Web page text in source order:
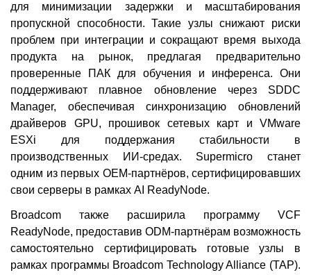
для минимизации задержки и масштабирования
пропускной способности. Такие узлы снижают риски
проблем при интеграции и сокращают время выхода
продукта на рынок, предлагая предварительно
проверенные ПАК для обучения и инференса. Они
поддерживают плавное обновление через SDDC
Manager, обеспечивая синхронизацию обновлений
драйверов GPU, прошивок сетевых карт и VMware
ESXi для поддержания стабильности в
производственных ИИ-средах. Supermicro станет
одним из первых OEM-партнёров, сертифицировавших
свои серверы в рамках AI ReadyNode.
Broadcom также расширила программу VCF
ReadyNode, предоставив ODM-партнёрам возможность
самостоятельно сертифицировать готовые узлы в
рамках программы Broadcom Technology Alliance (TAP).